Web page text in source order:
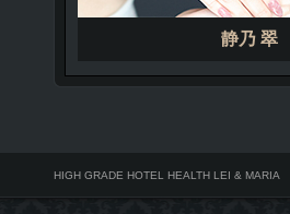
静乃 翠
HIGH GRADE HOTEL HEALTH LEI & MARIA